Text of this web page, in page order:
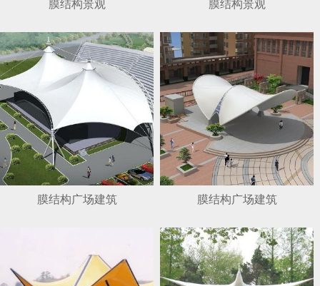
膜结构景观 膜结构景观
膜结构广场建筑 膜结构广场建筑